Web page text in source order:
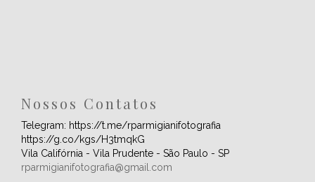
Nossos Contatos
Telegram: https://t.me/rparmigianifotografia
https://g.co/kgs/H3tmqkG
Vila Califórnia - Vila Prudente - São Paulo - SP
rparmigianifotografia@gmail.com